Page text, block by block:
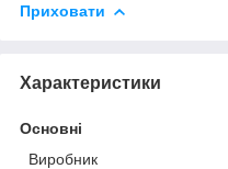
Приховати
Характеристики
Основні
Виробник